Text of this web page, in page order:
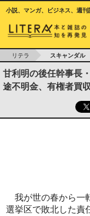
小説、マンガ、ビジネス、週
リテラ スキャンダル
甘利明の後任幹事長
途不明金、有権者買
我が世の春から一
選挙区で敗北した責